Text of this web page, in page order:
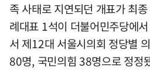
족 사태로 지연되던 개표가 최
례대표 1석이 더불어민주당에
서 제12대 서울시의회 정당별
80명, 국민의힘 38명으로 정정